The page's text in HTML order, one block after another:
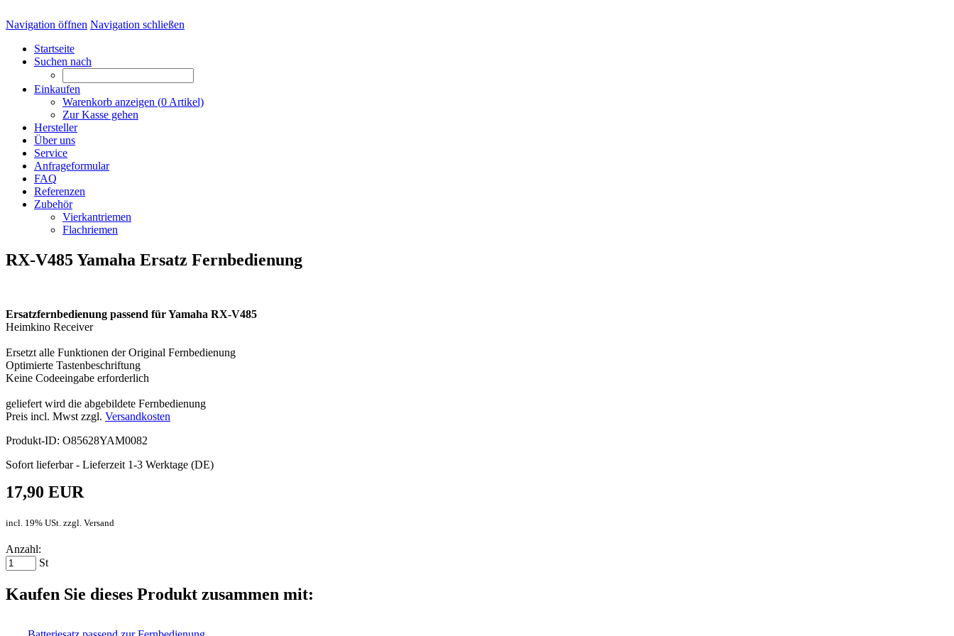
Navigation öffnen Navigation schließen
Startseite
Suchen nach
Einkaufen
Warenkorb anzeigen (0 Artikel)
Zur Kasse gehen
Hersteller
Über uns
Service
Anfrageformular
FAQ
Referenzen
Zubehör
Vierkantriemen
Flachriemen
RX-V485 Yamaha Ersatz Fernbedienung
Ersatzfernbedienung passend für Yamaha RX-V485
Heimkino Receiver
Ersetzt alle Funktionen der Original Fernbedienung
Optimierte Tastenbeschriftung
Keine Codeeingabe erforderlich
geliefert wird die abgebildete Fernbedienung
Preis incl. Mwst zzgl. Versandkosten
Produkt-ID: O85628YAM0082
Sofort lieferbar - Lieferzeit 1-3 Werktage (DE)
17,90 EUR
incl. 19% USt. zzgl. Versand
Anzahl:
St
Kaufen Sie dieses Produkt zusammen mit: